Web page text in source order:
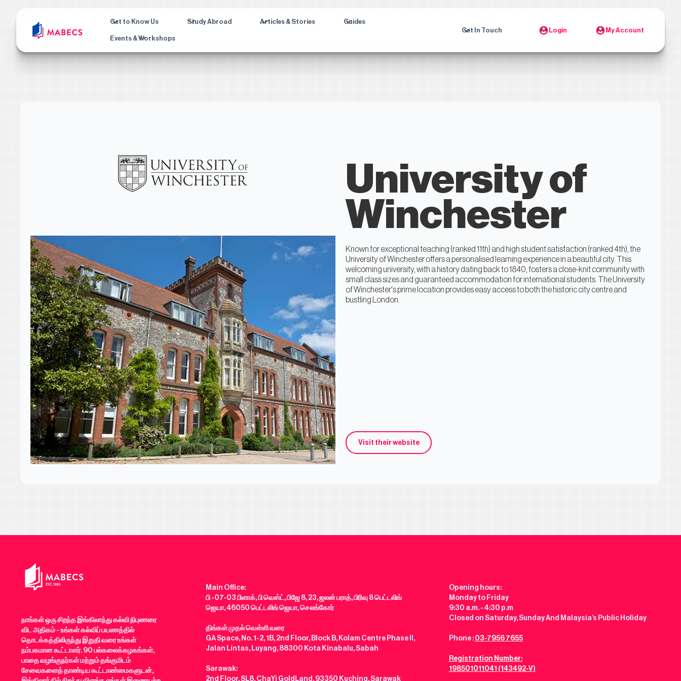
Get to Know Us Study Abroad Articles & Stories Guides
Events & Workshops
Get In Touch Login My Account
University of
Winchester
Known for exceptional teaching (ranked 11th) and high student satisfaction (ranked 4th), the
University of Winchester offers a personalised learning experience in a beautiful city. This
welcoming university, with a history dating back to 1840, fosters a close-knit community with
small class sizes and guaranteed accommodation for international students. The University
of Winchester's prime location provides easy access to both the historic city centre and
bustling London.
Visit their website
நாங்கள் ஒரு சிறந்த இங்கிலாந்து கல்வி நிபுணரை
விட அதிகம் - உங்கள் கல்விப் பயணத்தில்
தொடக்கத்திலிருந்து இறுதி வரை உங்கள்
நம்பகமான கூட்டாளர். 90 பல்கலைக்கழகங்கள்,
பாதை வழங்குநர்கள் மற்றும் தங்குமிடம்
சேவைகளைத் தாண்டிய கூட்டாண்மைகளுடன்,
Main Office:
பி -07-03 பிளாக், பி வெஸ்ட், பிஜே 8, 23, ஜலன் பராத், பிரிவு 8 பெட்டலிங்
ஜெயா, 46050 பெட்டலிங் ஜெயா, செலங்கோர்
திங்கள் முதல் வெள்ளி வரை
GA Space, No. 1-2, 1B, 2nd Floor, Block B, Kolam Centre Phase II,
Jalan Lintas, Luyang, 88300 Kota Kinabalu, Sabah
Sarawak:
2nd Floor, SL8, ChaYi GoldLand, 93350 Kuching, Sarawak
Opening hours:
Monday to Friday
9:30 a.m. - 4:30 p.m
Closed on Saturday, Sunday And Malaysia’s Public Holiday
Phone : 03-7956 7655
Registration Number:
198501011041 (143492-V)